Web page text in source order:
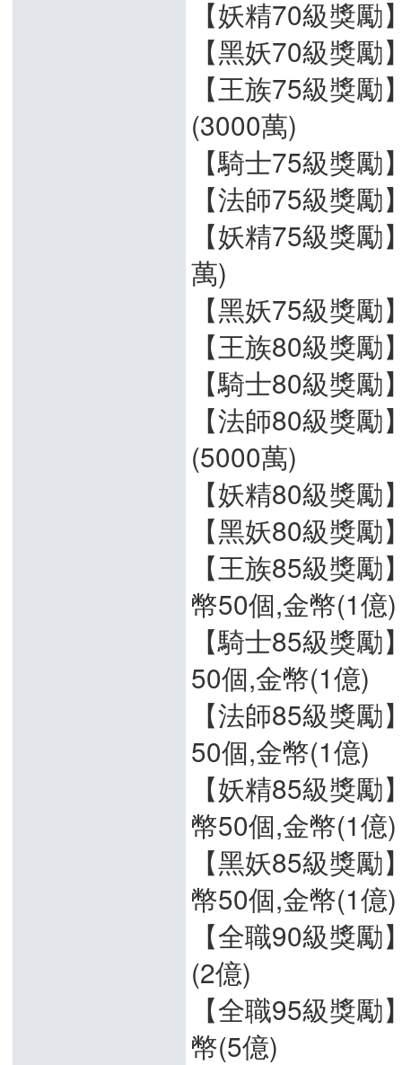
【妖精70級獎
【黑妖70級獎
【王族75級獎
(3000萬)
【騎士75級獎
【法師75級獎
【妖精75級獎
萬)
【黑妖75級獎
【王族80級獎
【騎士80級獎
【法師80級獎
(5000萬)
【妖精80級獎
【黑妖80級獎
【王族85級獎
幣50個,金幣(1億)
【騎士85級獎
50個,金幣(1億)
【法師85級獎
50個,金幣(1億)
【妖精85級獎
幣50個,金幣(1億)
【黑妖85級獎
幣50個,金幣(1億)
【全職90級獎
(2億)
【全職95級獎
幣(5億)